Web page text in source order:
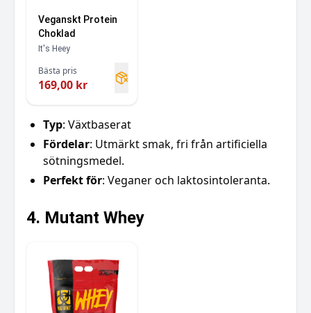
Veganskt Protein
Choklad
It's Heey
Bästa pris
169,00 kr
Typ: Växtbaserat
Fördelar: Utmärkt smak, fri från artificiella
sötningsmedel.
Perfekt för: Veganer och laktosintoleranta.
4. Mutant Whey